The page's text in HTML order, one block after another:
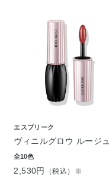
エスプリーク
ヴィニルグロウ ルージュ
全10色
2,530円 （税込）※